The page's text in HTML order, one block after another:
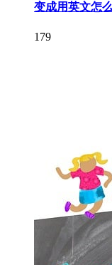
变成用英文怎
179